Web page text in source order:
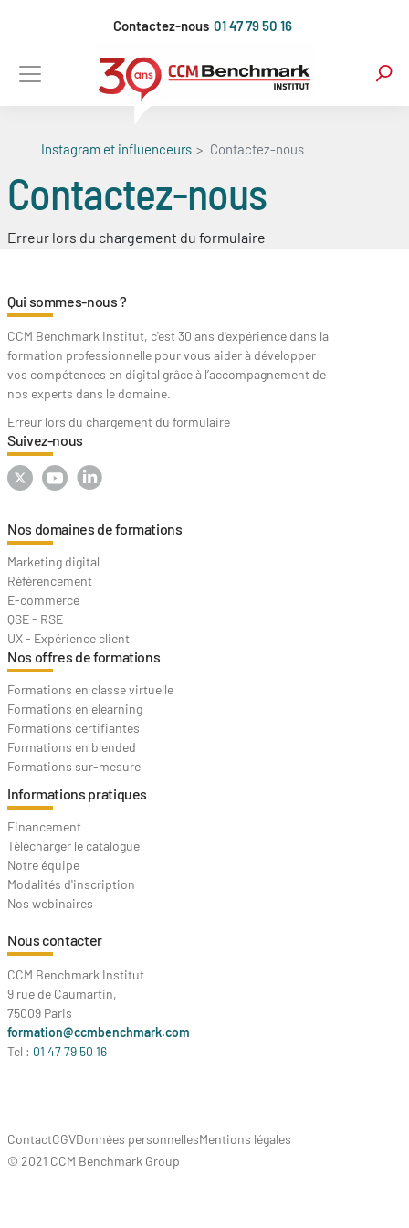
principal
Contactez-nous 01 47 79 50 16
Instagram et influenceurs Contactez-nous
Contactez-nous
Erreur lors du chargement du formulaire
Qui sommes-nous ?
CCM Benchmark Institut, c'est 30 ans d'expérience dans la
formation professionnelle pour vous aider à développer
vos compétences en digital grâce à l’accompagnement de
nos experts dans le domaine.
Erreur lors du chargement du formulaire
Suivez-nous
Nos domaines de formations
Marketing digital
Référencement
E-commerce
QSE - RSE
UX - Expérience client
Nos offres de formations
Formations en classe virtuelle
Formations en elearning
Formations certifiantes
Formations en blended
Formations sur-mesure
Informations pratiques
Financement
Télécharger le catalogue
Notre équipe
Modalités d'inscription
Nos webinaires
Nous contacter
CCM Benchmark Institut
9 rue de Caumartin,
75009 Paris
formation@ccmbenchmark.com
Tel : 01 47 79 50 16
ContactCGVDonnées personnellesMentions légales
© 2021 CCM Benchmark Group